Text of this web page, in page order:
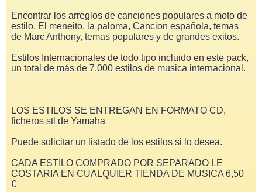
Encontrar los arreglos de canciones populares a moto de
estilo, El meneito, la paloma, Cancion española, temas
de Marc Anthony, temas populares y de grandes exitos.
Estilos Internacionales de todo tipo incluido en este pack,
un total de más de 7.000 estilos de musica internacional.
LOS ESTILOS SE ENTREGAN EN FORMATO CD,
ficheros stl de Yamaha
Puede solicitar un listado de los estilos si lo desea.
CADA ESTILO COMPRADO POR SEPARADO LE
COSTARIA EN CUALQUIER TIENDA DE MUSICA 6,50
€